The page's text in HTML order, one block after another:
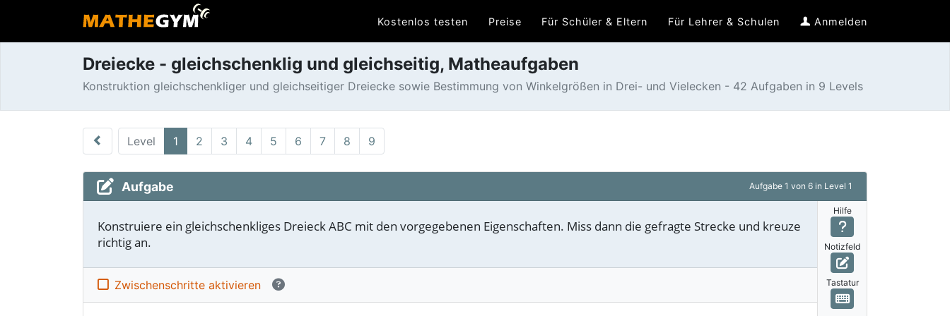
Kostenlos testen Preise Für Schüler & Eltern Für Lehrer & Schulen Anmelden
Dreiecke - gleichschenklig und gleichseitig, Matheaufgaben
Konstruktion gleichschenkliger und gleichseitiger Dreiecke sowie Bestimmung von Winkelgrößen in Drei- und Vielecken - 42 Aufgaben in 9 Levels
Level 1 2 3 4 5 6 7 8 9
Aufgabe Aufgabe 1 von 6 in Level 1
Konstruiere ein gleichschenkliges Dreieck ABC mit den vorgegebenen Eigenschaften. Miss dann die gefragte Strecke und kreuze
richtig an.
Zwischen­schritte aktivieren
Hilfe
Notizfeld
Tastatur